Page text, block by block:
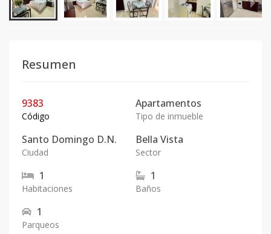
Resumen
9383
Código
Apartamentos
Tipo de inmueble
Santo Domingo D.N.
Ciudad
Bella Vista
Sector
1
Habitaciones
1
Baños
1
Parqueos